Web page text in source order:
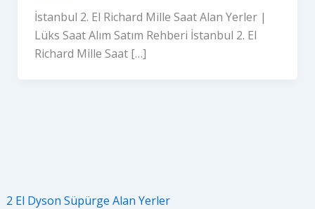
2 El Dyson Süpürge Alan Yerler
İstanbul 2. El Richard Mille Saat Alan Yerler |
Lüks Saat Alım Satım Rehberi İstanbul 2. El
Richard Mille Saat […]